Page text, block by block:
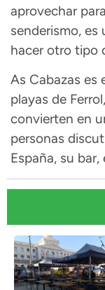
aprovechar
senderismo, es
hacer otro tipo
As Cabazas es
playas de
convierten en
personas
España, su bar,